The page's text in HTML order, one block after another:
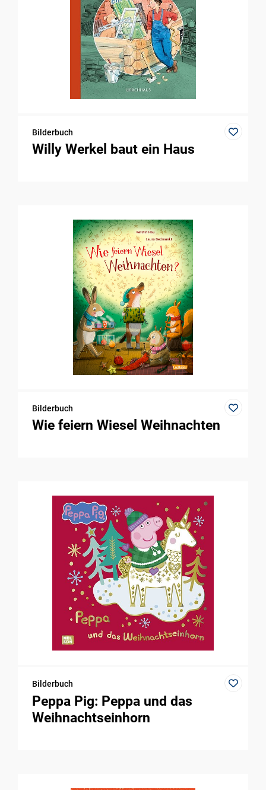
Bilderbuch
Willy Werkel baut ein Haus
Bilderbuch
Wie feiern Wiesel Weihnachten
Bilderbuch
Peppa Pig: Peppa und das
Weihnachtseinhorn